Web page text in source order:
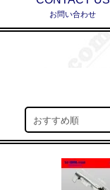
お問い合わせ